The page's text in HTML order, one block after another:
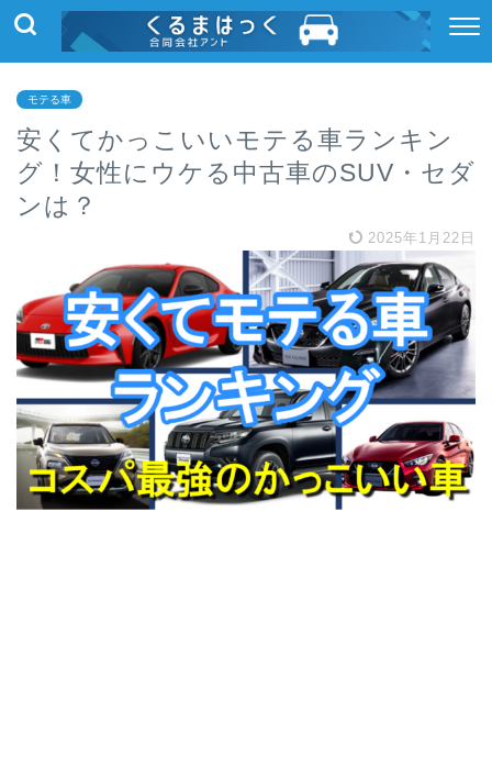
モテる車
安くてかっこいいモテる車ランキン
グ！女性にウケる中古車のSUV・セダ
ンは？
2025年1月22日